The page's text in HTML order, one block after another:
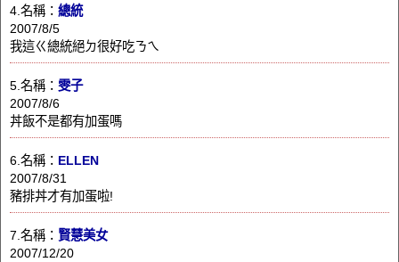
4.名稱： 總統
2007/8/5
我這ㄍ總統絕ㄉ很好吃ㄋㄟ
5.名稱： 雯子
2007/8/6
丼飯不是都有加蛋嗎
6.名稱： ELLEN
2007/8/31
豬排丼才有加蛋啦!
7.名稱： 賢慧美女
2007/12/20